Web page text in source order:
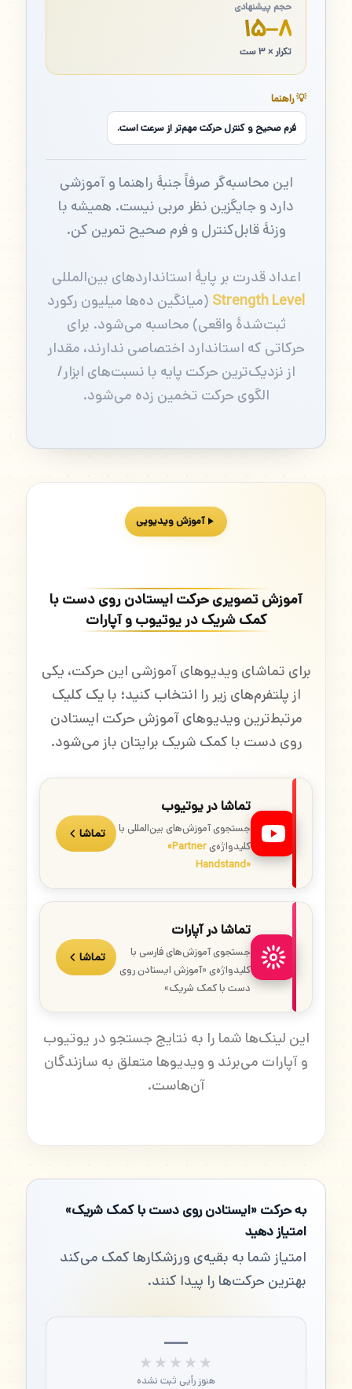
حجم پیشنهادی
۸–۱۵
تکرار × ۳ ست
💡 راهنما
فرم صحیح و کنترل حرکت مهم‌تر از سرعت است.
این محاسبه‌گر صرفاً جنبهٔ راهنما و آموزشی
دارد و جایگزین نظر مربی نیست. همیشه با
وزنهٔ قابل‌کنترل و فرم صحیح تمرین کن.
اعداد قدرت بر پایهٔ استانداردهای بین‌المللی
Strength Level (میانگین ده‌ها میلیون رکورد
ثبت‌شدهٔ واقعی) محاسبه می‌شود. برای
حرکاتی که استاندارد اختصاصی ندارند، مقدار
از نزدیک‌ترین حرکت پایه با نسبت‌های ابزار/
الگوی حرکت تخمین زده می‌شود.
آموزش ویدیویی
آموزش تصویری حرکت ایستادن روی دست با
کمک شریک در یوتیوب و آپارات
برای تماشای ویدیوهای آموزشی این حرکت، یکی
از پلتفرم‌های زیر را انتخاب کنید؛ با یک کلیک
مرتبط‌ترین ویدیوهای آموزش حرکت ایستادن
روی دست با کمک شریک برایتان باز می‌شود.
تماشا در یوتیوب
جستجوی آموزش‌های بین‌المللی با
کلیدواژه‌ی«Partner
Handstand»
تماشا
تماشا در آپارات
جستجوی آموزش‌های فارسی با
کلیدواژه‌ی «آموزش ایستادن روی
دست با کمک شریک»
تماشا
این لینک‌ها شما را به نتایج جستجو در یوتیوب
و آپارات می‌برند و ویدیوها متعلق به سازندگان
آن‌هاست.
به حرکت «ایستادن روی دست با کمک شریک»
امتیاز دهید
امتیاز شما به بقیه‌ی ورزشکارها کمک می‌کند
بهترین حرکت‌ها را پیدا کنند.
—
★★★★★
هنوز رأیی ثبت نشده